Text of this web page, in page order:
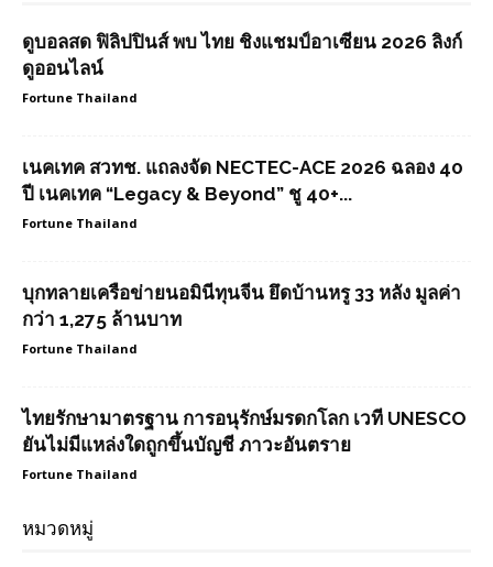
ดูบอลสด ฟิลิปปินส์ พบ ไทย ชิงแชมป์อาเซียน 2026 ลิงก์
ดูออนไลน์
Fortune Thailand
เนคเทค สวทช. แถลงจัด NECTEC-ACE 2026 ฉลอง 40
ปี เนคเทค “Legacy & Beyond” ชู 40+...
Fortune Thailand
บุกทลายเครือข่ายนอมินีทุนจีน ยึดบ้านหรู 33 หลัง มูลค่า
กว่า 1,275 ล้านบาท
Fortune Thailand
ไทยรักษามาตรฐาน การอนุรักษ์มรดกโลก เวที UNESCO
ยันไม่มีแหล่งใดถูกขึ้นบัญชี ภาวะอันตราย
Fortune Thailand
หมวดหมู่